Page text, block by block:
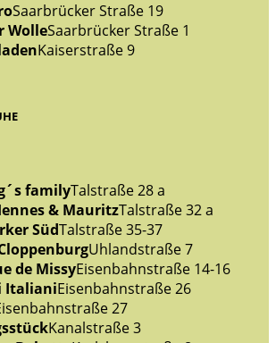
Saarbrücker Straße 19
WolleSaarbrücker Straße 1
Kaiserstraße 9
familyTalstraße 28 a
& MauritzTalstraße 32 a
SüdTalstraße 35-37
Uhlandstraße 7
de MissyEisenbahnstraße 14-16
ItalianiEisenbahnstraße 26
27
Kanalstraße 3